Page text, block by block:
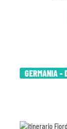
GERMANIA -